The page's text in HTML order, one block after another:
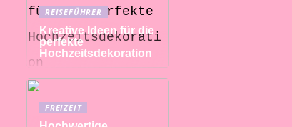
REISEFÜHRER
Kreative Ideen für die
perfekte
Hochzeitsdekoration
FREIZEIT